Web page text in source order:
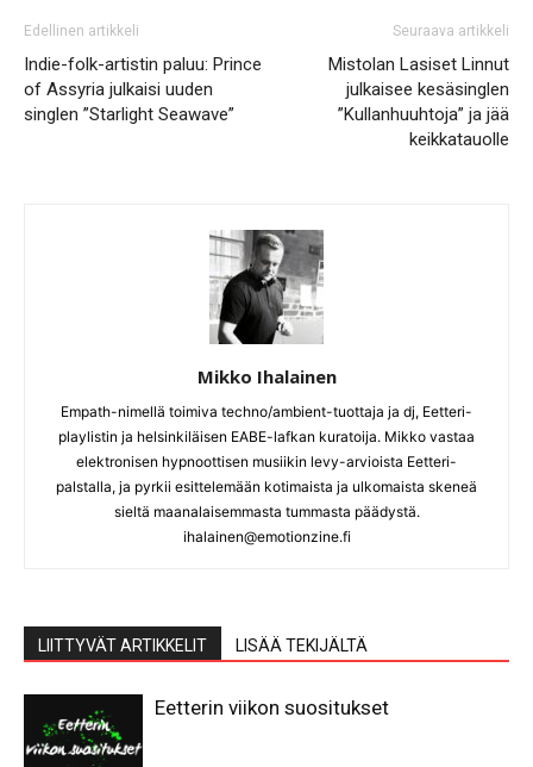
Edellinen artikkeli
Indie-folk-artistin paluu: Prince
of Assyria julkaisi uuden
singlen ”Starlight Seawave”
Seuraava artikkeli
Mistolan Lasiset Linnut
julkaisee kesäsinglen
”Kullanhuuhtoja” ja jää
keikkatauolle
Mikko Ihalainen
Empath-nimellä toimiva techno/ambient-tuottaja ja dj, Eetteri-
playlistin ja helsinkiläisen EABE-lafkan kuratoija. Mikko vastaa
elektronisen hypnoottisen musiikin levy-arvioista Eetteri-
palstalla, ja pyrkii esittelemään kotimaista ja ulkomaista skeneä
sieltä maanalaisemmasta tummasta päädystä.
ihalainen@emotionzine.fi
LIITTYVÄT ARTIKKELIT LISÄÄ TEKIJÄLTÄ
Eetterin viikon suositukset